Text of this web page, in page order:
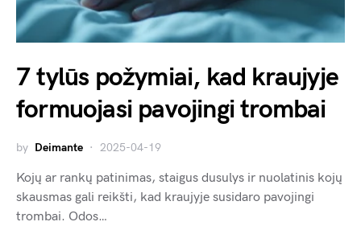
7 tylūs požymiai, kad kraujyje
formuojasi pavojingi trombai
by Deimante 2025-04-19
Kojų ar rankų patinimas, staigus dusulys ir nuolatinis kojų
skausmas gali reikšti, kad kraujyje susidaro pavojingi
trombai. Odos…